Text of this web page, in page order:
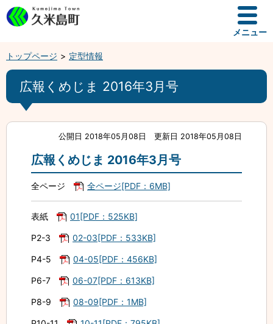
メニュー
トップページ 定型情報
広報くめじま 2016年3月号
公開日 2018年05月08日 更新日 2018年05月08日
広報くめじま 2016年3月号
全ページ 全ページ[PDF：6MB]
表紙 01[PDF：525KB]
P2-3 02-03[PDF：533KB]
P4-5 04-05[PDF：456KB]
P6-7 06-07[PDF：613KB]
P8-9 08-09[PDF：1MB]